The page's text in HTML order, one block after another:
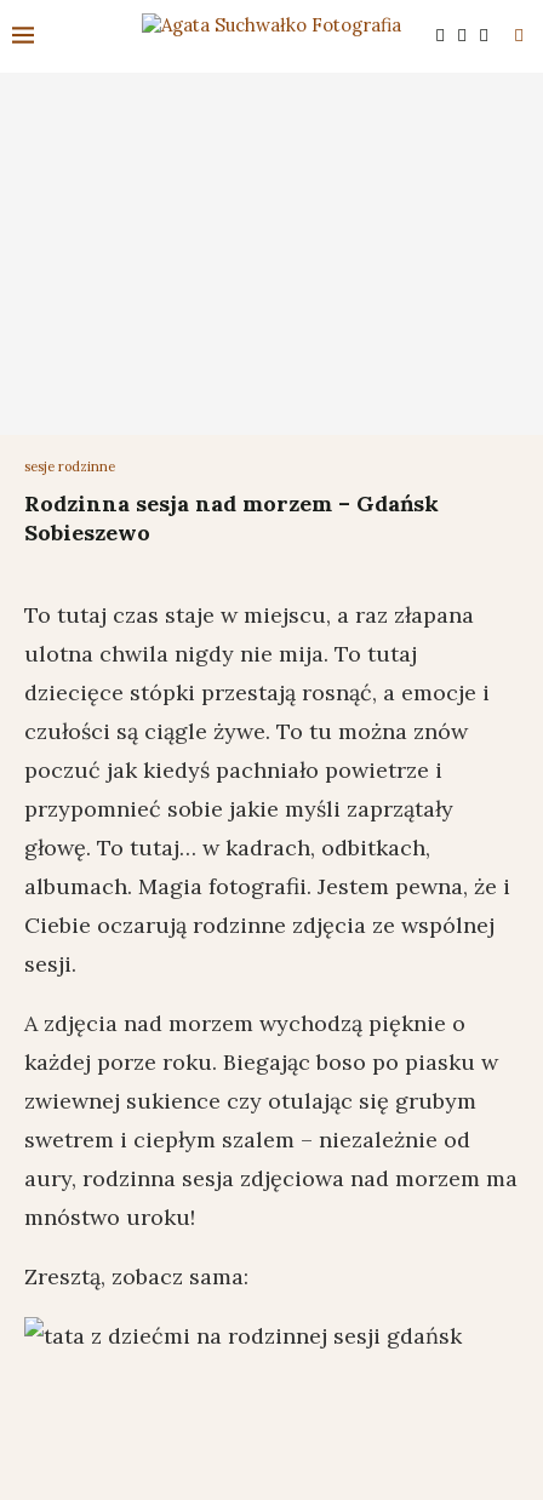
sesje rodzinne
Rodzinna sesja nad morzem – Gdańsk
Sobieszewo
To tutaj czas staje w miejscu, a raz złapana
ulotna chwila nigdy nie mija. To tutaj
dziecięce stópki przestają rosnąć, a emocje i
czułości są ciągle żywe. To tu można znów
poczuć jak kiedyś pachniało powietrze i
przypomnieć sobie jakie myśli zaprzątały
głowę. To tutaj… w kadrach, odbitkach,
albumach. Magia fotografii. Jestem pewna, że i
Ciebie oczarują rodzinne zdjęcia ze wspólnej
sesji.
A zdjęcia nad morzem wychodzą pięknie o
każdej porze roku. Biegając boso po piasku w
zwiewnej sukience czy otulając się grubym
swetrem i ciepłym szalem – niezależnie od
aury, rodzinna sesja zdjęciowa nad morzem ma
mnóstwo uroku!
Zresztą, zobacz sama: